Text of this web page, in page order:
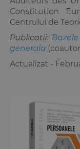
Constitution
Centrului de
Publicatii:
generala
Actualizat -